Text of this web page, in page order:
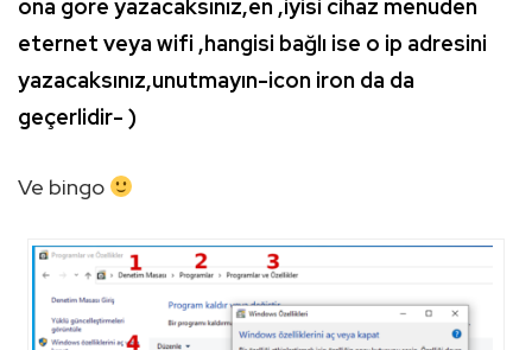
ona göre yazacaksınız,en ,iyisi cihaz menüden
eternet veya wifi ,hangisi bağlı ise o ip adresini
yazacaksınız,unutmayın-icon iron da da
geçerlidir- )
Ve bingo